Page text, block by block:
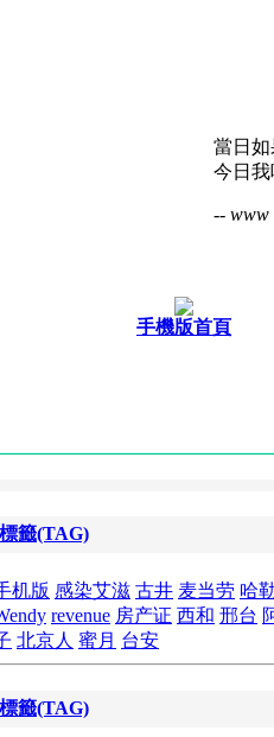
當日
今日
-- www
手機版首頁
標籤(TAG)
机版 感染艾滋 古井 麦当劳 哈
revenue 房产证 西和 邢台
北京人 蜜月 台安
標籤(TAG)